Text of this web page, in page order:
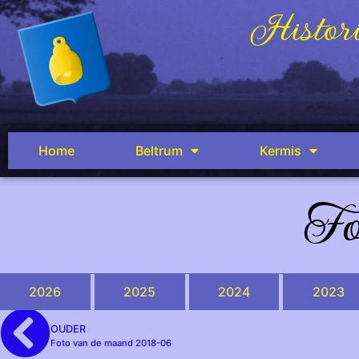
Home Beltrum Kermis
2026 2025 2024 2023
OUDER
Foto van de maand 2018-06